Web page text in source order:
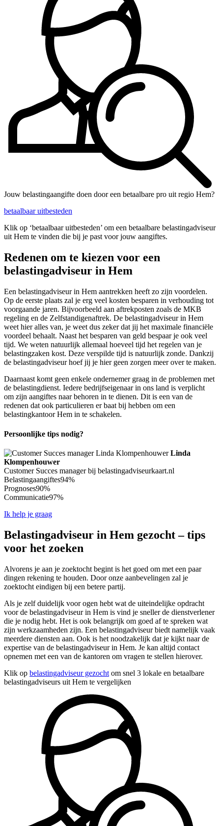
Jouw belastingaangifte doen door een betaalbare pro uit regio Hem?
betaalbaar uitbesteden
Klik op ‘betaalbaar uitbesteden’ om een betaalbare belastingadviseur
uit Hem te vinden die bij je past voor jouw aangiftes.
Redenen om te kiezen voor een
belastingadviseur in Hem
Een belastingadviseur in Hem aantrekken heeft zo zijn voordelen.
Op de eerste plaats zal je erg veel kosten besparen in verhouding tot
voorgaande jaren. Bijvoorbeeld aan aftrekposten zoals de MKB
regeling en de Zelfstandigenaftrek. De belastingadviseur in Hem
weet hier alles van, je weet dus zeker dat jij het maximale financiële
voordeel behaalt. Naast het besparen van geld bespaar je ook veel
tijd. We weten natuurlijk allemaal hoeveel tijd het regelen van je
belastingzaken kost. Deze verspilde tijd is natuurlijk zonde. Dankzij
de belastingadviseur hoef jij je hier geen zorgen meer over te maken.
Daarnaast komt geen enkele ondernemer graag in de problemen met
de belastingdienst. Iedere bedrijfseigenaar in ons land is verplicht
om zijn aangiftes naar behoren in te dienen. Dit is een van de
redenen dat ook particulieren er baat bij hebben om een
belastingkantoor Hem in te schakelen.
Persoonlijke tips nodig?
Linda
Klompenhouwer
Customer Succes manager bij belastingadviseurkaart.nl
Belastingaangiftes94%
Prognoses90%
Communicatie97%
Ik help je graag
Belastingadviseur in Hem gezocht – tips
voor het zoeken
Alvorens je aan je zoektocht begint is het goed om met een paar
dingen rekening te houden. Door onze aanbevelingen zal je
zoektocht eindigen bij een betere partij.
Als je zelf duidelijk voor ogen hebt wat de uiteindelijke opdracht
voor de belastingadviseur in Hem is vind je sneller de dienstverlener
die je nodig hebt. Het is ook belangrijk om goed af te spreken wat
zijn werkzaamheden zijn. Een belastingadviseur biedt namelijk vaak
meerdere diensten aan. Ook is het noodzakelijk dat je kijkt naar de
expertise van de belastingadviseur in Hem. Je kan altijd contact
opnemen met een van de kantoren om vragen te stellen hierover.
Klik op belastingadviseur gezocht om snel 3 lokale en betaalbare
belastingadviseurs uit Hem te vergelijken